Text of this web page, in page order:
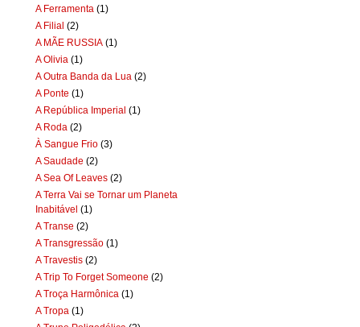
A Ferramenta (1)
A Filial (2)
A MÃE RUSSIA (1)
A Olivia (1)
A Outra Banda da Lua (2)
A Ponte (1)
A República Imperial (1)
A Roda (2)
À Sangue Frio (3)
A Saudade (2)
A Sea Of Leaves (2)
A Terra Vai se Tornar um Planeta
Inabitável (1)
A Transe (2)
A Transgressão (1)
A Travestis (2)
A Trip To Forget Someone (2)
A Troça Harmônica (1)
A Tropa (1)